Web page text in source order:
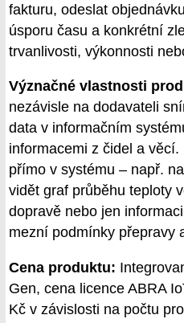
fakturu, odeslat
úsporu času a konkrétní
trvanlivosti, výkonnosti
Význačné vlastnosti
nezávisle na dodavateli
data v informačním
informacemi z čidel a
přímo v systému – např.
vidět graf průběhu teploty
dopravě nebo jen
mezní podmínky přepravy
Cena produktu:
Gen, cena licence ABRA
Kč v závislosti na počtu